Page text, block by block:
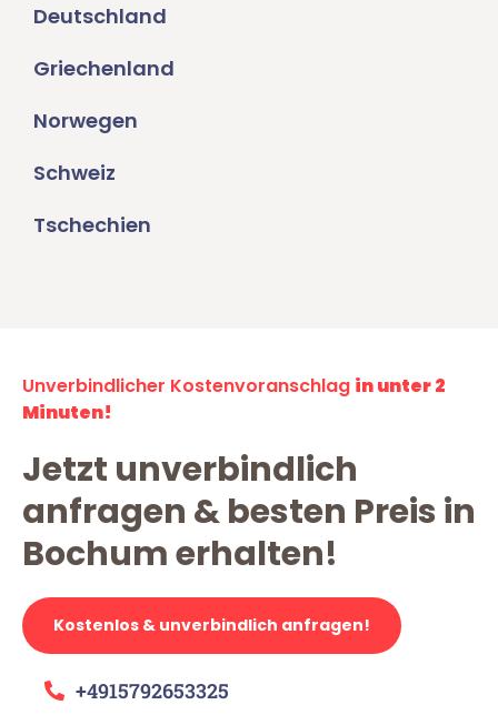
Deutschland
Griechenland
Norwegen
Schweiz
Tschechien
Unverbindlicher Kostenvoranschlag in unter 2
Minuten!
Jetzt unverbindlich
anfragen & besten Preis in
Bochum erhalten!
Kostenlos & unverbindlich anfragen!
+4915792653325